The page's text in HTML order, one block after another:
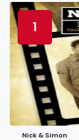
1
Nick & Simon